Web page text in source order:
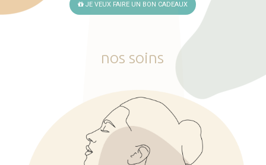
JE VEUX FAIRE UN BON CADEAUX
nos soins